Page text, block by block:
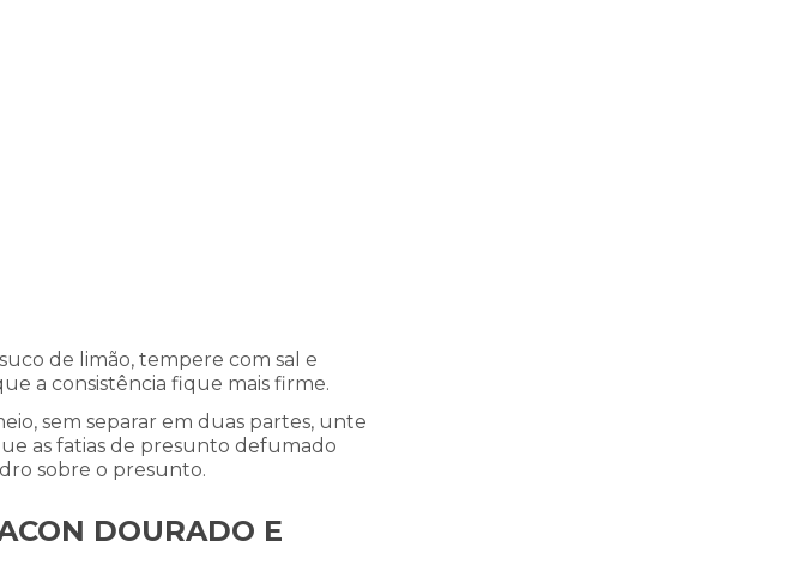
de limão, tempere com sal e
a consistência fique mais firme.
sem separar em duas partes, unte
as fatias de presunto defumado
sobre o presunto.
DOURADO E